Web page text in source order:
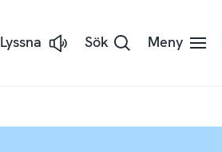
Lyssna
Lyssna Sök Meny